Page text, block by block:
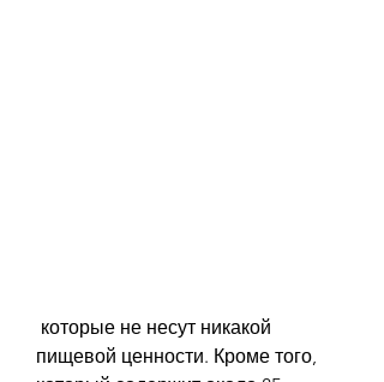
пищевой ценности. Кроме того,